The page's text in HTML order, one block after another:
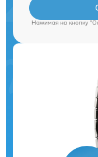
Нажимая на кнопку